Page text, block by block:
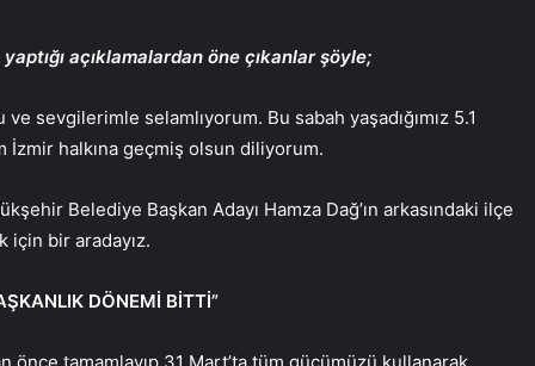
yaptığı açıklamalardan öne çıkanlar şöyle;
sevgilerimle selamlıyorum. Bu sabah yaşadığımız 5.1
halkına geçmiş olsun diliyorum.
Belediye Başkan Adayı Hamza Dağ’ın arkasındaki ilçe
için bir aradayız.
DÖNEMİ BİTTİ”